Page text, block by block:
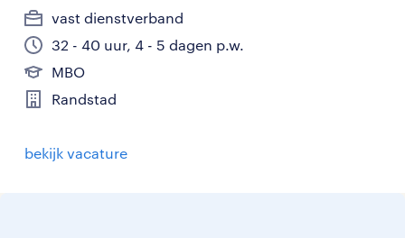
vast dienstverband
32 - 40 uur, 4 - 5 dagen p.w.
MBO
Randstad
bekijk vacature